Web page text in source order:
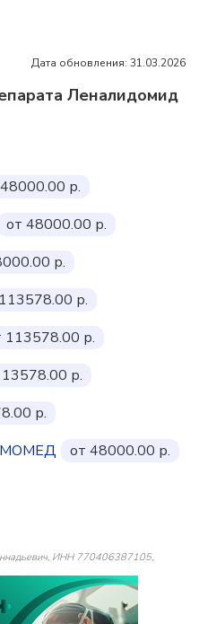
Дата обновления: 31.03.2026
Леналидомид
р.
от 48000.00 р.
р.
р.
113578.00 р.
р.
р.
от 48000.00 р.
ИНН 770406387105,